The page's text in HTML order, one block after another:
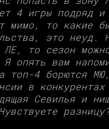
4 игры подряд и
мимо, то какие
это неуд.
ЛЕ, то сезон
Я опять вам
топ-4 борются
в
Севилья и